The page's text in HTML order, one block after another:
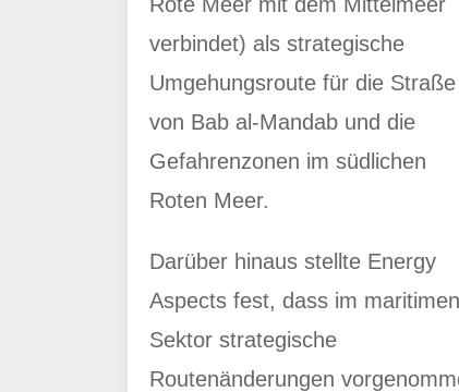
verbindet) als strategische
Umgehungsroute für die Straße
von Bab al-Mandab und die
Gefahrenzonen im südlichen
Roten Meer.
Darüber hinaus stellte Energy
Aspects fest, dass im maritimen
Sektor strategische
Routenänderungen